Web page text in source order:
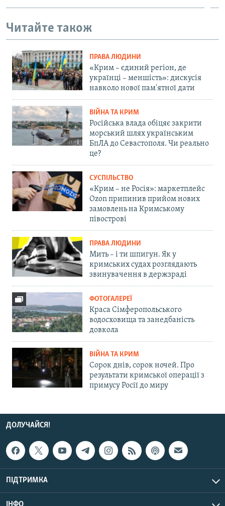
Читайте також
ПРАВА ЛЮДИНИ
«Крим – єдиний регіон, де
українці – меншість»: дискусія
навколо нової пам'ятної дати
ВІЙНА ТА КРИМ
Російська влада обіцяє закрити
морський шлях українським
БпЛА до Севастополя. Чи реально
це?
СУСПІЛЬСТВО
«Крим – не Росія»: маркетплейс
Ozon припинив прийом нових
замовлень на Кримському
півострові
ПРАВА ЛЮДИНИ
Мить – і ти шпигун. Як у
кримських судах розглядають
звинувачення в держзраді
ФОТОГАЛЕРЕЇ
Краса Сімферопольського
водосховища та занедбаність
довкола
ВІЙНА ТА КРИМ
Сорок днів, сорок ночей. Про
результати кримської операції з
примусу Росії до миру
ДОЛУЧАЙСЯ!
ПІДТРИМКА